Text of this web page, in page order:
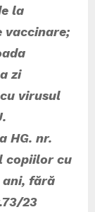
la
vaccinare;
zi
virusul
HG. nr.
copiilor cu
ani, fără
23